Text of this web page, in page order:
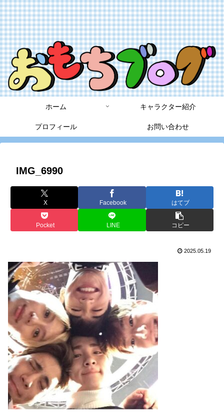
ホーム キャラクター紹介
プロフィール お問い合わせ
IMG_6990
X Facebook はてブ
Pocket LINE コピー
2025.05.19